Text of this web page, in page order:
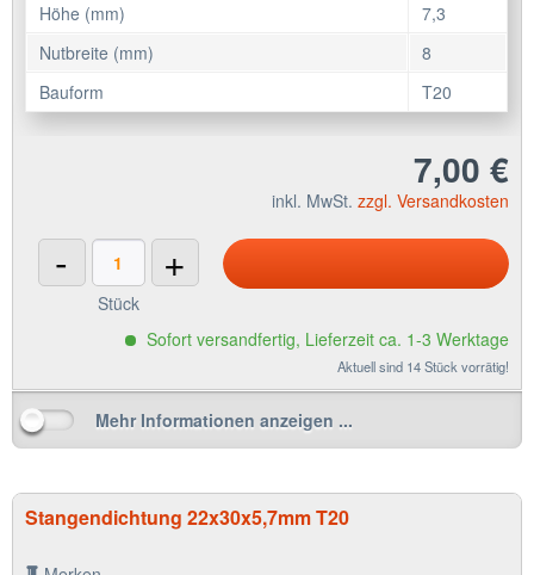
Höhe (mm)
7,3
Nutbreite (mm)
8
Bauform
T20
7,00 €
inkl. MwSt. zzgl. Versandkosten
- +
Stück
Sofort versandfertig, Lieferzeit ca. 1-3 Werktage
Aktuell sind 14 Stück vorrätig!
Mehr Informationen anzeigen ...
Stangendichtung 22x30x5,7mm T20